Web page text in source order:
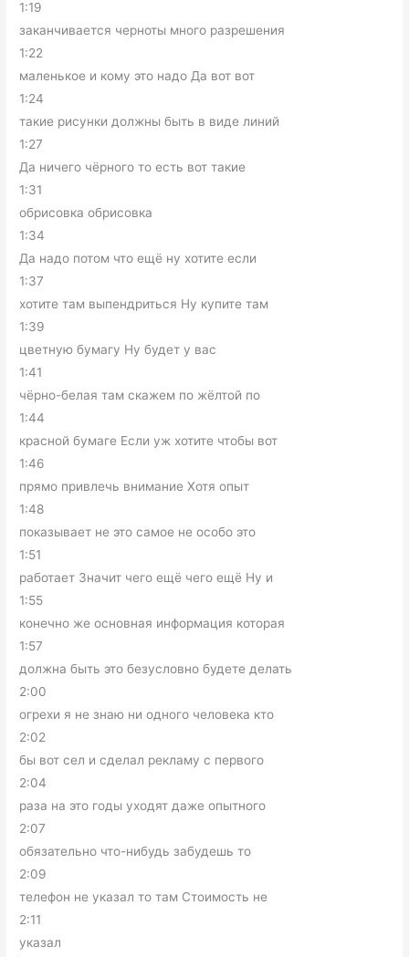
1:19
заканчивается черноты много разрешения
1:22
маленькое и кому это надо Да вот вот
1:24
такие рисунки должны быть в виде линий
1:27
Да ничего чёрного то есть вот такие
1:31
обрисовка обрисовка
1:34
Да надо потом что ещё ну хотите если
1:37
хотите там выпендриться Ну купите там
1:39
цветную бумагу Ну будет у вас
1:41
чёрно-белая там скажем по жёлтой по
1:44
красной бумаге Если уж хотите чтобы вот
1:46
прямо привлечь внимание Хотя опыт
1:48
показывает не это самое не особо это
1:51
работает Значит чего ещё чего ещё Ну и
1:55
конечно же основная информация которая
1:57
должна быть это безусловно будете делать
2:00
огрехи я не знаю ни одного человека кто
2:02
бы вот сел и сделал рекламу с первого
2:04
раза на это годы уходят даже опытного
2:07
обязательно что-нибудь забудешь то
2:09
телефон не указал то там Стоимость не
2:11
указал